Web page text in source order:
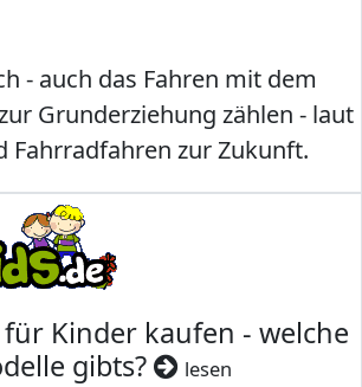
- auch das Fahren mit dem
Grunderziehung zählen - laut
Fahrradfahren zur Zukunft.
Kinder kaufen - welche
gibts?
lesen